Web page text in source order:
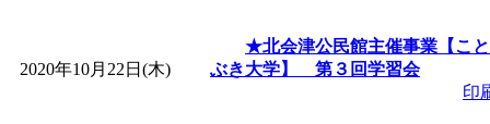
2020年10月22日(木)
★北会津公民館主催事業【こと
ぶき大学】 第３回学習会
印